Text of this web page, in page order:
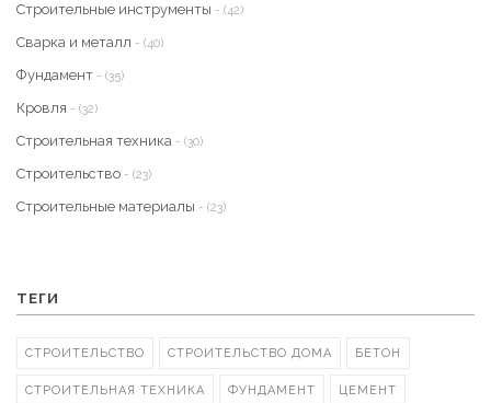
Строительные инструменты - (42)
Сварка и металл - (40)
Фундамент - (35)
Кровля - (32)
Строительная техника - (30)
Строительство - (23)
Строительные материалы - (23)
ТЕГИ
СТРОИТЕЛЬСТВО СТРОИТЕЛЬСТВО ДОМА БЕТОН
СТРОИТЕЛЬНАЯ ТЕХНИКА ФУНДАМЕНТ ЦЕМЕНТ